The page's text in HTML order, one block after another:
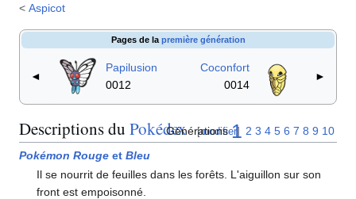
< Aspicot
Pages de la première génération
◄
Papilusion
0012
Coconfort
0014
►
Descriptions du Pokédex [modifier]
Générations 1 2 3 4 5 6 7 8 9 10
Pokémon Rouge et Bleu
Il se nourrit de feuilles dans les forêts. L'aiguillon sur son
front est empoisonné.